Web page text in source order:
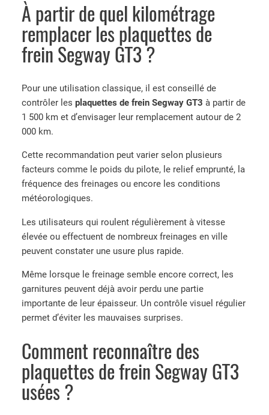
À partir de quel kilométrage
remplacer les plaquettes de
frein Segway GT3 ?
Pour une utilisation classique, il est conseillé de
contrôler les plaquettes de frein Segway GT3 à partir de
1 500 km et d’envisager leur remplacement autour de 2
000 km.
Cette recommandation peut varier selon plusieurs
facteurs comme le poids du pilote, le relief emprunté, la
fréquence des freinages ou encore les conditions
météorologiques.
Les utilisateurs qui roulent régulièrement à vitesse
élevée ou effectuent de nombreux freinages en ville
peuvent constater une usure plus rapide.
Même lorsque le freinage semble encore correct, les
garnitures peuvent déjà avoir perdu une partie
importante de leur épaisseur. Un contrôle visuel régulier
permet d’éviter les mauvaises surprises.
Comment reconnaître des
plaquettes de frein Segway GT3
usées ?